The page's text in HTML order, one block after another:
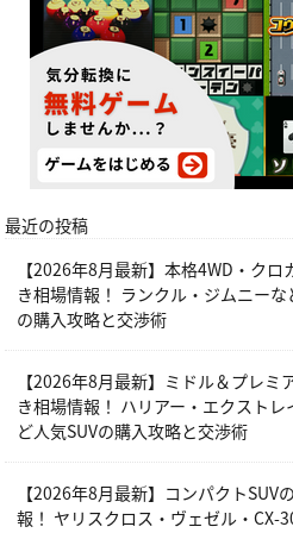
最近の投稿
【2026年8月最新】本格4WD・クロ
き相場情報！ ランクル・ジムニー
の購入攻略と交渉術
【2026年8月最新】ミドル＆プレミ
き相場情報！ ハリアー・エクストレ
ど人気SUVの購入攻略と交渉術
【2026年8月最新】コンパクトSUV
報！ ヤリスクロス・ヴェゼル・CX-